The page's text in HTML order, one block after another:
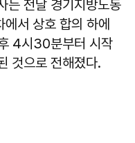
는 전날 경기지방노동
서 상호 합의 하에
4시30분부터 시작
것으로 전해졌다.